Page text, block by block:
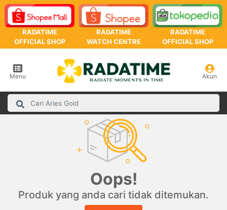
RADATIME
OFFICIAL SHOP
RADATIME
WATCH CENTRE
RADATIME
OFFICIAL SHOP
Menu Akun
Oops!
Produk yang anda cari tidak ditemukan.